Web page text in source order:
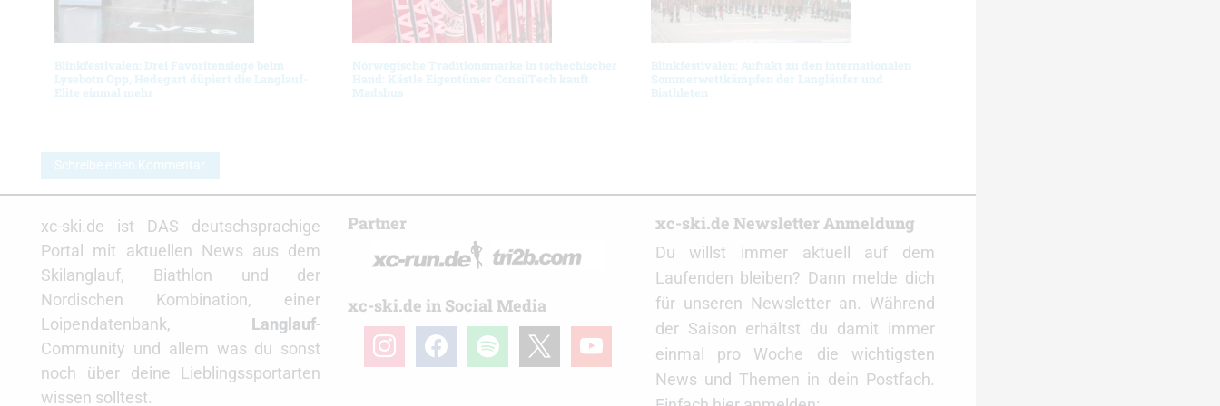
Blinkfestivalen: Drei Favoritensiege beim
Lysebotn Opp, Hedegart düpiert die Langlauf-
Elite einmal mehr
Norwegische Traditionsmarke in tschechischer
Hand: Kästle Eigentümer ConsilTech kauft
Madshus
Blinkfestivalen: Auftakt zu den internationalen
Sommerwettkämpfen der Langläufer und
Biathleten
Schreibe einen Kommentar
xc-ski.de ist DAS deutschsprachige
Portal mit aktuellen News aus dem
Skilanglauf, Biathlon und der
Nordischen Kombination, einer
Loipendatenbank, Langlauf-
Community und allem was du sonst
noch über deine Lieblingssportarten
wissen solltest.
Partner
xc-ski.de in Social Media
instagramfacebookspotify youtube
xc-ski.de Newsletter Anmeldung
Du willst immer aktuell auf dem
Laufenden bleiben? Dann melde dich
für unseren Newsletter an. Während
der Saison erhältst du damit immer
einmal pro Woche die wichtigsten
News und Themen in dein Postfach.